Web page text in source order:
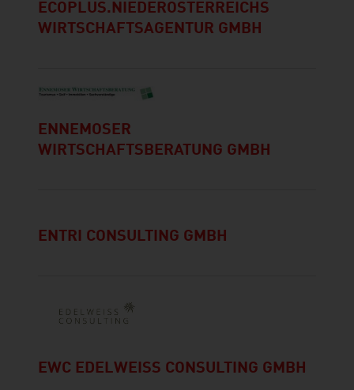
ECOPLUS.NIEDERÖSTERREICHS
WIRTSCHAFTSAGENTUR GMBH
ENNEMOSER
WIRTSCHAFTSBERATUNG GMBH
ENTRI CONSULTING GMBH
EWC EDELWEISS CONSULTING GMBH